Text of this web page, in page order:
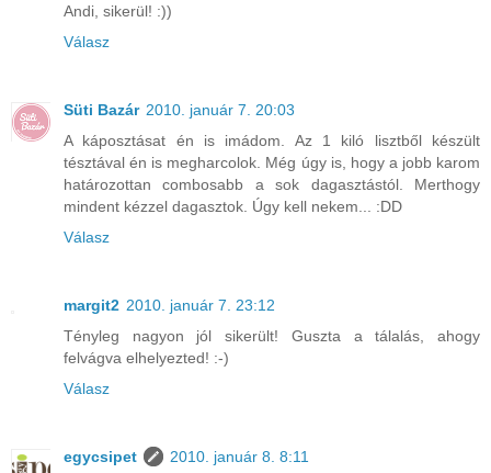
Andi, sikerül! :))
Válasz
Süti Bazár 2010. január 7. 20:03
A káposztásat én is imádom. Az 1 kiló lisztből készült
tésztával én is megharcolok. Még úgy is, hogy a jobb karom
határozottan combosabb a sok dagasztástól. Merthogy
mindent kézzel dagasztok. Úgy kell nekem... :DD
Válasz
margit2 2010. január 7. 23:12
Tényleg nagyon jól sikerült! Guszta a tálalás, ahogy
felvágva elhelyezted! :-)
Válasz
egycsipet
2010. január 8. 8:11